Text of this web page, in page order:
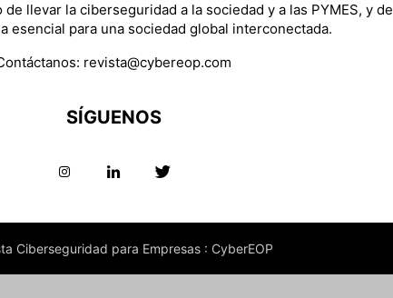
llevar la ciberseguridad a la sociedad y a las PYMES, y de
esencial para una sociedad global interconectada.
revista@cybereop.com
SÍGUENOS
Ciberseguridad para Empresas : CyberEOP